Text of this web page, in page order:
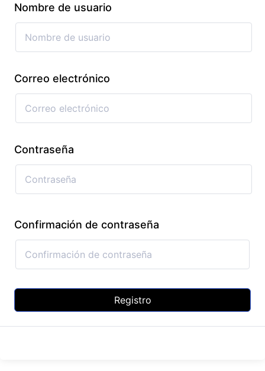
Nombre de usuario
Correo electrónico
Contraseña
Confirmación de contraseña
Registro